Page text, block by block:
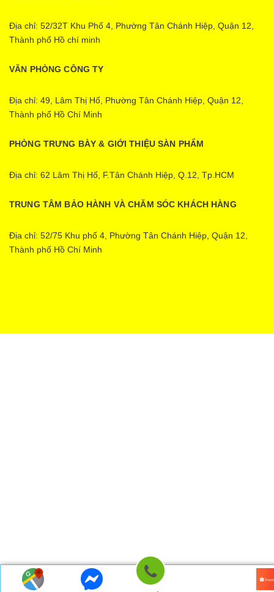
Địa chỉ: 52/32T Khu Phố 4, Phường Tân Chánh Hiệp, Quận 12,
Thành phố Hồ chí minh
VĂN PHÒNG CÔNG TY
Địa chỉ: 49, Lâm Thị Hố, Phường Tân Chánh Hiệp, Quận 12,
Thành phố Hồ Chí Minh
PHÒNG TRƯNG BÀY & GIỚI THIỆU SÀN PHẨM
Địa chỉ: 62 Lâm Thị Hố, F.Tân Chánh Hiệp, Q.12, Tp.HCM
TRUNG TÂM BẢO HÀNH VÀ CHĂM SÓC KHÁCH HÀNG
Địa chỉ: 52/75 Khu phố 4, Phường Tân Chánh Hiệp, Quận 12,
Thành phố Hồ Chí Minh